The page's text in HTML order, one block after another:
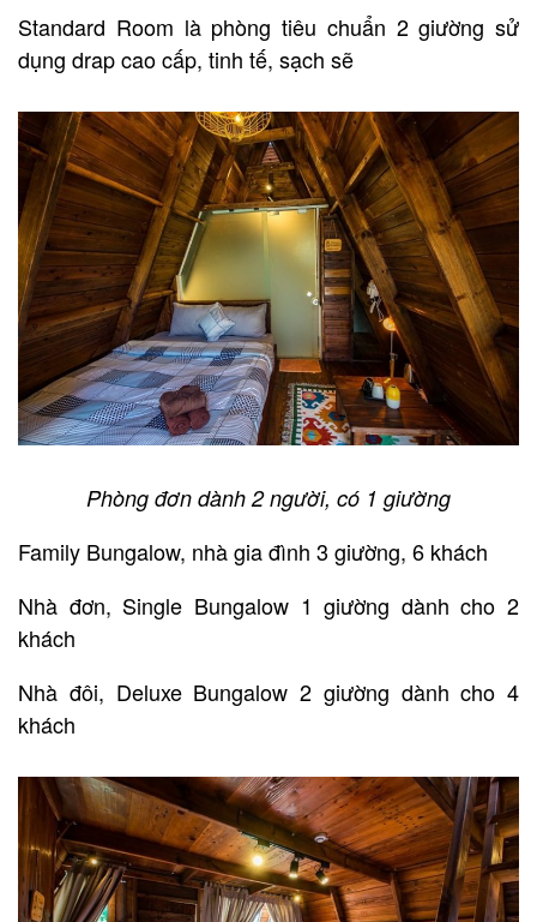
Standard Room là phòng tiêu chuẩn 2 giường sử
dụng drap cao cấp, tinh tế, sạch sẽ
Phòng đơn dành 2 người, có 1 giường
Family Bungalow, nhà gia đình 3 giường, 6 khách
Nhà đơn, Single Bungalow 1 giường dành cho 2
khách
Nhà đôi, Deluxe Bungalow 2 giường dành cho 4
khách